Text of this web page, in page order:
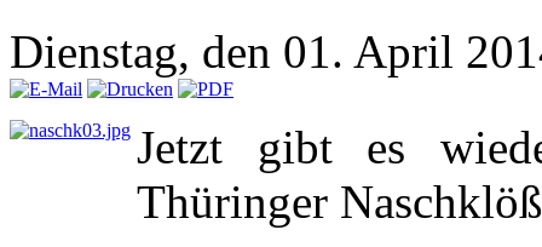
Dienstag, den 01. April
Jetzt gibt es
Thüringer